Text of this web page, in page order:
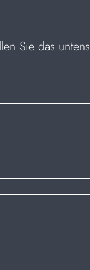
Sie das